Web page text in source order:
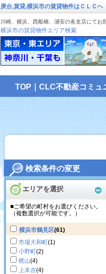
検索条件の変更
エリアを選択
■ご希望の町村をお選びください。
（複数選択が可能です。）
横浜市鶴見区(61)
市場大和町(1)
小野町(2)
梶山(4)
上末吉(4)
庚台,賃貸,横浜市の賃貸物件はＣＬＣへ
川崎、横浜、西船橋、浦安の各支店にてお
横浜市の賃貸物件エリア検索
TOP｜CLC不動産コミュ